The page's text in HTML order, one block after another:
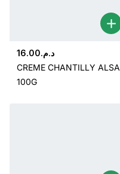
د.م.16.00
CREME CHANTILLY ALSA
100G